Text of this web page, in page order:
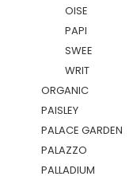
OISE
PAPI
SWEE
WRIT
ORGANIC
PAISLEY
PALACE GARDEN
PALAZZO
PALLADIUM